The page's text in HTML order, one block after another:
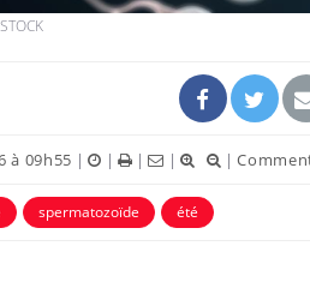
à 09h55 | | | | |
spermatozoïde été
pour Youtube
Insuline & Charge